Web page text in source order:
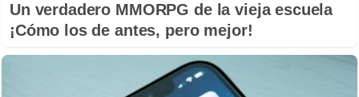
Un verdadero MMORPG de la vieja escuela
¡Cómo los de antes, pero mejor!